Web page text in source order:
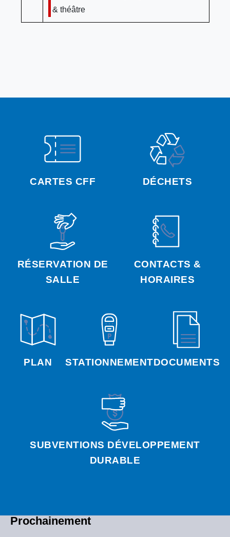
CARTES CFF DÉCHETS
RÉSERVATION DE
SALLE
CONTACTS &
HORAIRES
PLAN STATIONNEMENTDOCUMENTS
SUBVENTIONS DÉVELOPPEMENT
DURABLE
Prochainement
& théâtre